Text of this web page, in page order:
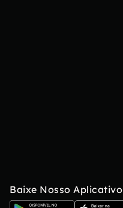
Baixe Nosso Aplicativo